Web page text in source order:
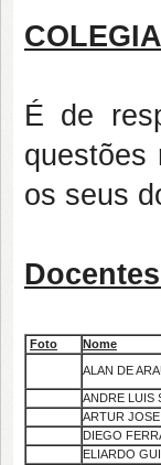
É de
questões
os seus
Foto
Nome
ALAN DE
ANDRE LUIS
ARTUR
DIEGO
ELIARDO